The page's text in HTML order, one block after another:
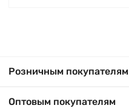
Розничным покупателям
Оптовым покупателям